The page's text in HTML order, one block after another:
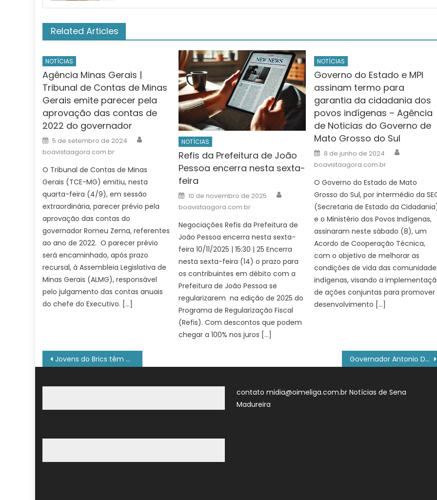
Related Articles
NOTÍCIAS
Agência Minas Gerais |
Tribunal de Contas de Minas
Gerais emite parecer pela
aprovação das contas de
2022 do governador
Posted
on
5 de setembro de 2024
boavistaagora.com.br
O Tribunal de Contas de Minas
Gerais (TCE-MG) emitiu, nesta
quarta-feira (4/9), em sessão
extraordinária, parecer prévio pela
aprovação das contas do
governador Romeu Zema, referentes
ao ano de 2022. O parecer prévio
será encaminhado, após prazo
recursal, à Assembleia Legislativa de
Minas Gerais (ALMG), responsável
pelo julgamento das contas anuais
do chefe do Executivo. […]
NOTÍCIAS
Refis da Prefeitura de João
Pessoa encerra nesta sexta-
feira
Posted
on
10 de novembro de 2025
boavistaagora.com.br
Negociações Refis da Prefeitura de
João Pessoa encerra nesta sexta-
feira 10/11/2025 | 15:30 | 25 Encerra
nesta sexta-feira (14) o prazo para
os contribuintes em débito com a
Prefeitura de João Pessoa se
regularizarem na edição de 2025 do
Programa de Regularização Fiscal
(Refis). Com descontos que podem
chegar a 100% nos juros […]
NOTÍCIAS
Governo do Estado e MPI
assinam termo para
garantia da cidadania dos
povos indígenas – Agência
de Noticias do Governo de
Mato Grosso do Sul
Posted
on
8 de junho de 2024
boavistaagora.com.br
O Governo do Estado de Mato
Grosso do Sul, por intermédio da
(Secretaria de Estado da
e o Ministério dos Povos Indígenas,
assinaram neste sábado (8), um
Acordo de Cooperação Técnica,
com o objetivo de melhorar as
condições de vida das
indígenas, visando a
de ações conjuntas para promover
desenvolvimento […]
Navegação
de
Post
Jovens do Brics têm energia nuclear como saída, diz diretor de agência Governador Antonio Denarium lidera missão na Guiana e reforça Roraima como ponte do Brasil com Caribe
contato midia@oimeliga.com.brNotícias de Sena
Madureira